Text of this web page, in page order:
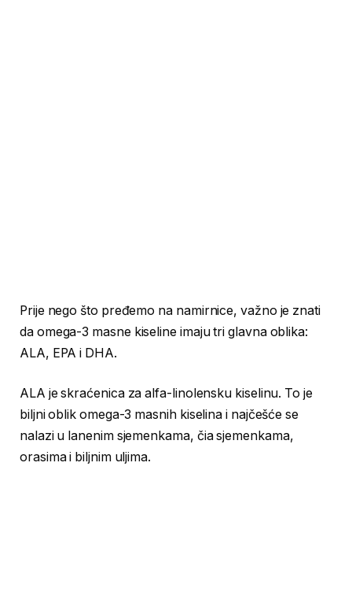
Prije nego što pređemo na namirnice, važno je znati
da omega-3 masne kiseline imaju tri glavna oblika:
ALA, EPA i DHA.
ALA je skraćenica za alfa-linolensku kiselinu. To je
biljni oblik omega-3 masnih kiselina i najčešće se
nalazi u lanenim sjemenkama, čia sjemenkama,
orasima i biljnim uljima.